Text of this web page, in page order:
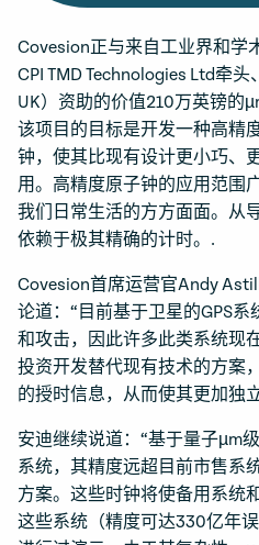
Covesion正与来自工业界和学
CPI TMD Technologies Ltd牵
UK）资助的价值210万英镑的
该项目的目标是开发一种高精
钟，使其比现有设计更小巧、
用。高精度原子钟的应用范围
我们日常生活的方方面面。从
依赖于极其精确的计时。.
Covesion首席运营官Andy
论道：“目前基于卫星的GPS
和攻击，因此许多此类系统现
投资开发替代现有技术的方案
的授时信息，从而使其更加独
安迪继续说道：“基于量子µm
系统，其精度远超目前市售系
方案。这些时钟将使备用系统
这些系统（精度可达330亿年